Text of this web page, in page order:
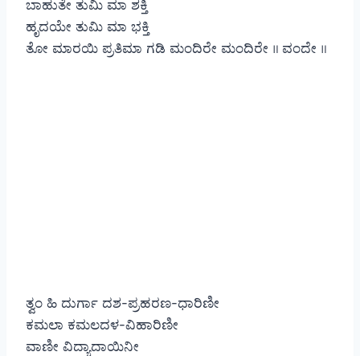
ಬಾಹುತೇ ತುಮಿ ಮಾ ಶಕ್ತಿ
ಹೃದಯೇ ತುಮಿ ಮಾ ಭಕ್ತಿ
ತೋ ಮಾರಯಿ ಪ್ರತಿಮಾ ಗಡಿ ಮಂದಿರೇ ಮಂದಿರೇ ॥ ವಂದೇ ॥
ತ್ವಂ ಹಿ ದುರ್ಗಾ ದಶ-ಪ್ರಹರಣ-ಧಾರಿಣೀ
ಕಮಲಾ ಕಮಲದಳ-ವಿಹಾರಿಣೀ
ವಾಣೀ ವಿದ್ಯಾದಾಯಿನೀ